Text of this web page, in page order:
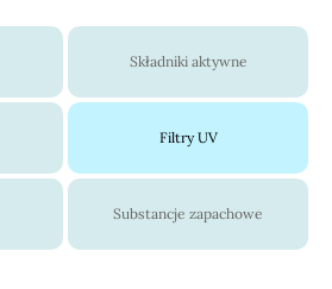
Składniki aktywne
Filtry UV
Substancje zapachowe